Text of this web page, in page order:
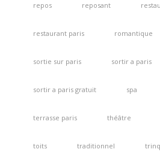
repos reposant
restaurant paris romantique
sortie sur paris sortir a paris
sortir a paris gratuit spa
terrasse paris théâtre
toits traditionnel